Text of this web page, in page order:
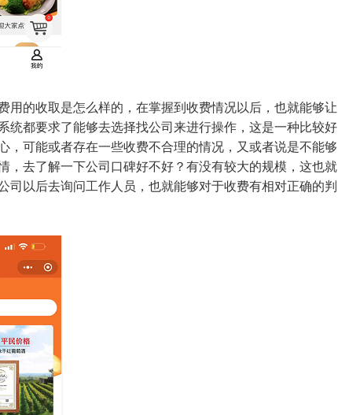
用的收取是怎么样的，在掌握到收费情况以后，也就能够让
统都要求了能够去选择找公司来进行操作，这是一种比较好
，可能或者存在一些收费不合理的情况，又或者说是不能够
，去了解一下公司口碑好不好？有没有较大的规模，这也就
以后去询问工作人员，也就能够对于收费有相对正确的判